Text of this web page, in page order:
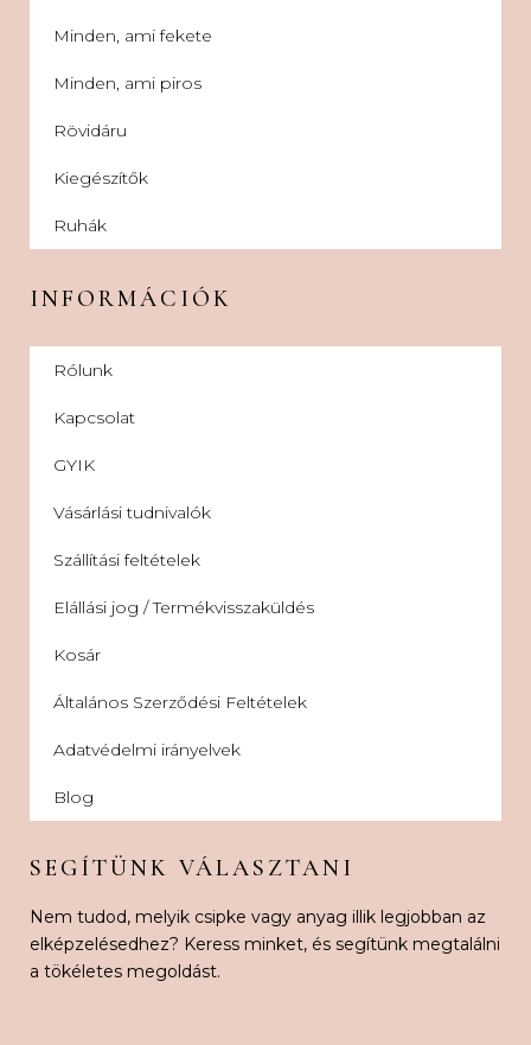
Minden, ami fekete
Minden, ami piros
Rövidáru
Kiegészítők
Ruhák
INFORMÁCIÓK
Rólunk
Kapcsolat
GYIK
Vásárlási tudnivalók
Szállítási feltételek
Elállási jog / Termékvisszaküldés
Kosár
Általános Szerződési Feltételek
Adatvédelmi irányelvek
Blog
SEGÍTÜNK VÁLASZTANI
Nem tudod, melyik csipke vagy anyag illik legjobban az
elképzelésedhez? Keress minket, és segítünk megtalálni
a tökéletes megoldást.